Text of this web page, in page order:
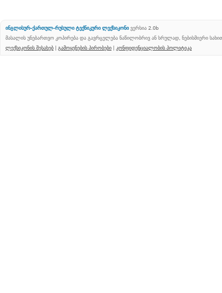
ინგლისურ-ქართულ-რუსული ტექნიკური ლექსიკონი ვერსია 2.0b
მასალის უნებართვო კოპირება და გავრცელება ნაწილობრივ ან სრულად, ნებისმიერი
ლექსიკონის შესახებ | გამოყენების პირობები | კონფიდენციალობის პოლიტიკა